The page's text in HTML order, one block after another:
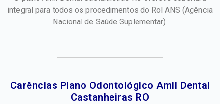
integral para todos os procedimentos do Rol ANS (Agência
Nacional de Saúde Suplementar).
Carências Plano Odontológico Amil Dental
Castanheiras RO​